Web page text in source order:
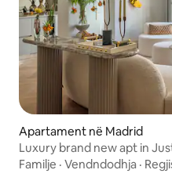
Apartament në Madrid
Luxury brand
Familje · Vendndodhja ·